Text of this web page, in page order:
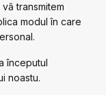
transmitem
modul în care
începutul
noastu.